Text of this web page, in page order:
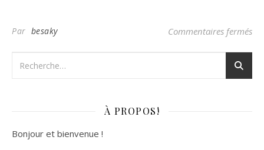
automatiser la
gestion des
Par besaky Commentaires fermés
À PROPOS!
Bonjour et bienvenue !